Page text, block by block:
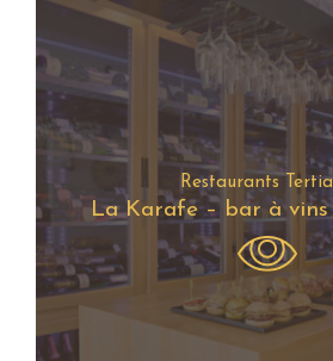
Restaurants
La Karafe – bar à vins